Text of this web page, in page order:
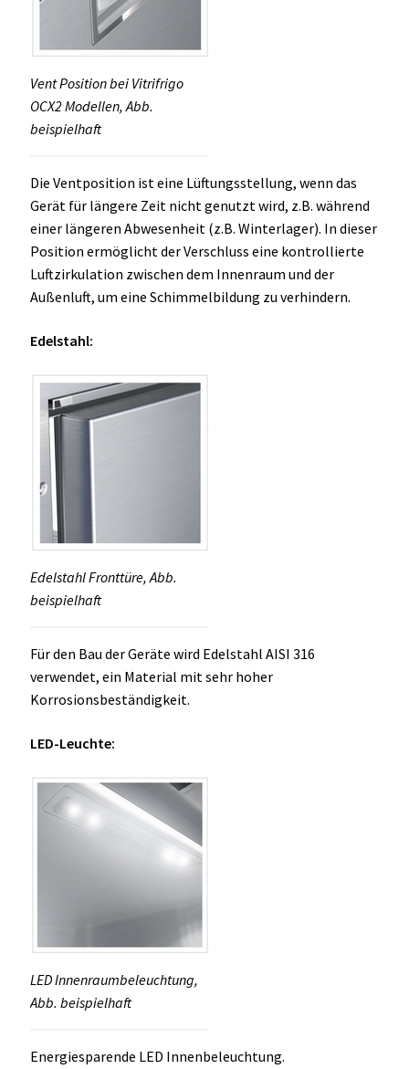
Vent Position bei Vitrifrigo
OCX2 Modellen, Abb.
beispielhaft
Die Ventposition ist eine Lüftungsstellung, wenn das
Gerät für längere Zeit nicht genutzt wird, z.B. während
einer längeren Abwesenheit (z.B. Winterlager). In dieser
Position ermöglicht der Verschluss eine kontrollierte
Luftzirkulation zwischen dem Innenraum und der
Außenluft, um eine Schimmelbildung zu verhindern.
Edelstahl:
Edelstahl Fronttüre, Abb.
beispielhaft
Für den Bau der Geräte wird Edelstahl AISI 316
verwendet, ein Material mit sehr hoher
Korrosionsbeständigkeit.
LED-Leuchte:
LED Innenraumbeleuchtung,
Abb. beispielhaft
Energiesparende LED Innenbeleuchtung.